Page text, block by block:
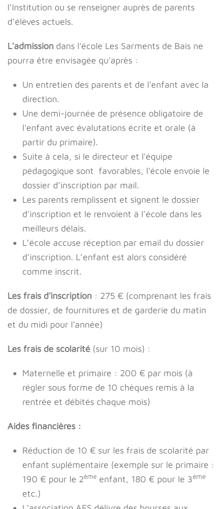
l’Institution ou se renseigner auprès de parents
d’élèves actuels.
L'admission dans l'école Les Sarments de Bais ne
pourra être envisagée qu'après :
Un entretien des parents et de l'enfant avec la
direction.
Une demi-journée de présence obligatoire de
l'enfant avec évalutations écrite et orale (à
partir du primaire).
Suite à cela, si le directeur et l'équipe
pédagogique sont favorables, l'école envoie le
dossier d’inscription par mail.
Les parents remplissent et signent le dossier
d’inscription et le renvoient à l’école dans les
meilleurs délais.
L’école accuse réception par email du dossier
d’inscription. L’enfant est alors considéré
comme inscrit.
Les frais d'inscription : 275 € (comprenant les frais
de dossier, de fournitures et de garderie du matin
et du midi pour l'année)
Les frais de scolarité (sur 10 mois) :
Maternelle et primaire : 200 € par mois (à
régler sous forme de 10 chèques remis à la
rentrée et débités chaque mois)
Aides financières :
Réduction de 10 € sur les frais de scolarité par
enfant suplémentaire (exemple sur le primaire :
190 € pour le 2ème enfant, 180 € pour le 3ème
etc.)